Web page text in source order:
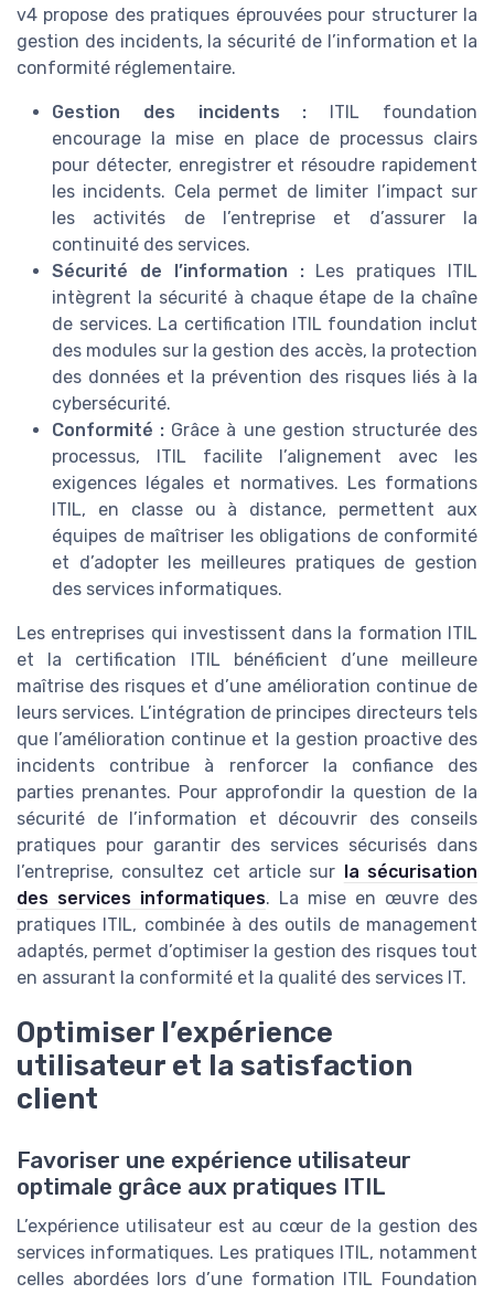
v4 propose des pratiques éprouvées pour structurer la
gestion des incidents, la sécurité de l’information et la
conformité réglementaire.
Gestion des incidents : ITIL foundation
encourage la mise en place de processus clairs
pour détecter, enregistrer et résoudre rapidement
les incidents. Cela permet de limiter l’impact sur
les activités de l’entreprise et d’assurer la
continuité des services.
Sécurité de l’information :Les pratiques ITIL
intègrent la sécurité à chaque étape de la chaîne
de services. La certification ITIL foundation inclut
des modules sur la gestion des accès, la protection
des données et la prévention des risques liés à la
cybersécurité.
Conformité : Grâce à une gestion structurée des
processus, ITIL facilite l’alignement avec les
exigences légales et normatives. Les formations
ITIL, en classe ou à distance, permettent aux
équipes de maîtriser les obligations de conformité
et d’adopter les meilleures pratiques de gestion
des services informatiques.
Les entreprises qui investissent dans la formation ITIL
et la certification ITIL bénéficient d’une meilleure
maîtrise des risques et d’une amélioration continue de
leurs services. L’intégration de principes directeurs tels
que l’amélioration continue et la gestion proactive des
incidents contribue à renforcer la confiance des
parties prenantes. Pour approfondir la question de la
sécurité de l’information et découvrir des conseils
pratiques pour garantir des services sécurisés dans
l’entreprise, consultez cet article sur la sécurisation
des services informatiques. La mise en œuvre des
pratiques ITIL, combinée à des outils de management
adaptés, permet d’optimiser la gestion des risques tout
en assurant la conformité et la qualité des services IT.
Optimiser l’expérience
utilisateur et la satisfaction
client
Favoriser une expérience utilisateur
optimale grâce aux pratiques ITIL
L’expérience utilisateur est au cœur de la gestion des
services informatiques. Les pratiques ITIL, notamment
celles abordées lors d’une formation ITIL Foundation